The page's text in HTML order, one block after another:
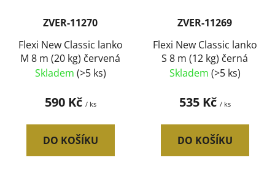
ZVER-11270
Flexi New Classic lanko
M 8 m (20 kg) červená
Skladem (>5 ks)
590 Kč / ks
DO KOŠÍKU
ZVER-11269
Flexi New Classic lanko
S 8 m (12 kg) černá
Skladem (>5 ks)
535 Kč / ks
DO KOŠÍKU